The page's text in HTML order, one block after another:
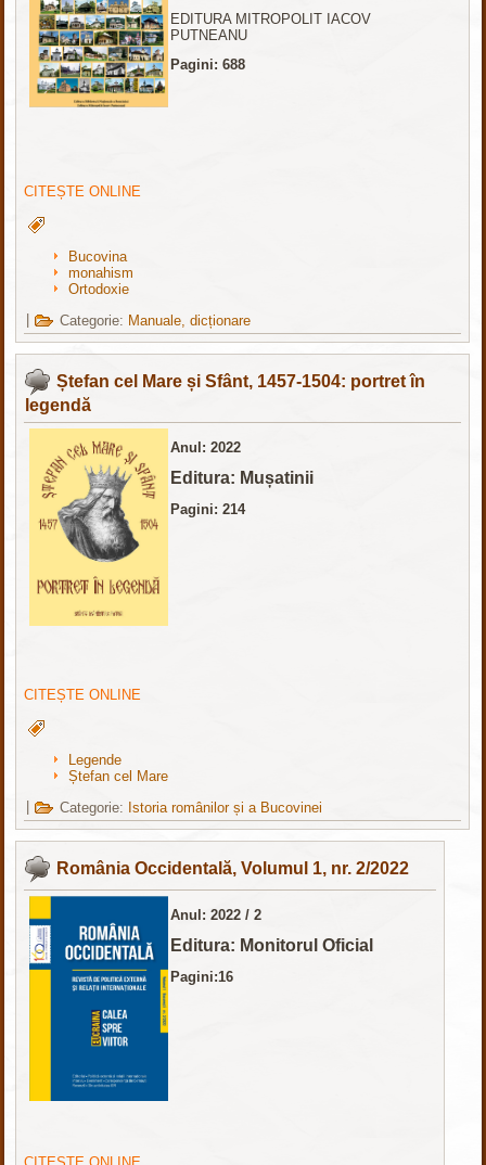
EDITURA MITROPOLIT IACOV
PUTNEANU
Pagini: 688
CITEȘTE ONLINE
Bucovina
monahism
Ortodoxie
Categorie: Manuale, dicționare
Ștefan cel Mare și Sfânt, 1457-1504: portret în
legendă
Anul: 2022
Editura: Mușatinii
Pagini: 214
CITEȘTE ONLINE
Legende
Ștefan cel Mare
Categorie: Istoria românilor și a Bucovinei
România Occidentală, Volumul 1, nr. 2/2022
Anul: 2022 / 2
Editura: Monitorul Oficial
Pagini:16